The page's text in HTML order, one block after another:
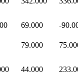
69.000
-
79.000
44.000